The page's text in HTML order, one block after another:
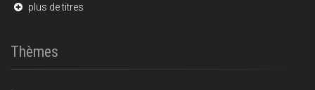
plus de titres
Thèmes